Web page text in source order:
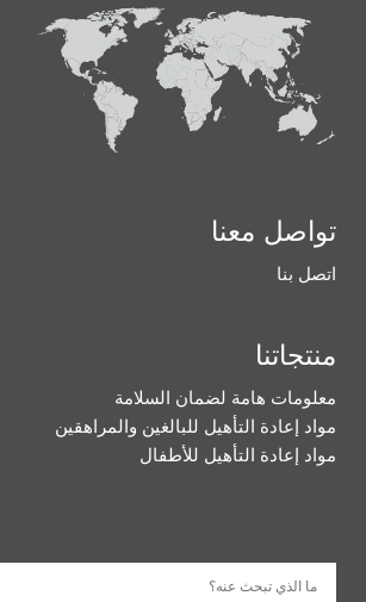
تواصل معنا
اتصل بنا
منتجاتنا
معلومات هامة لضمان السلامة
مواد إعادة التأهيل للبالغين والمراهقين
مواد إعادة التأهيل للأطفال
ما الذي تبحث عنه؟